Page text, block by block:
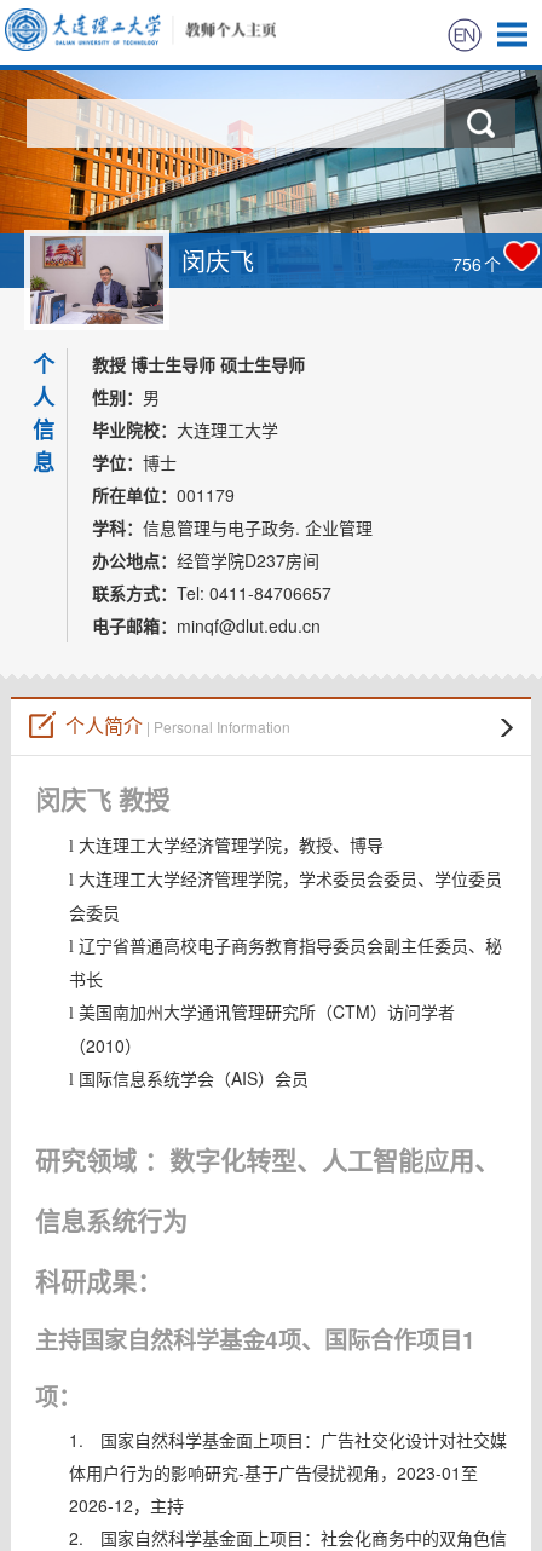
首页
科学研究
教学研究
招生信息
学生信息
我的相册
闵庆飞 756个
个
人
信
息
教授 博士生导师 硕士生导师
性别： 男
毕业院校： 大连理工大学
学位： 博士
所在单位： 001179
学科： 信息管理与电子政务. 企业管理
办公地点： 经管学院D237房间
联系方式： Tel: 0411-84706657
电子邮箱： minqf@dlut.edu.cn
个人简介| Personal Information
闵庆飞 教授
l 大连理工大学经济管理学院，教授、博导
l 大连理工大学经济管理学院，学术委员会委员、学位委员
会委员
l 辽宁省普通高校电子商务教育指导委员会副主任委员、秘
书长
l 美国南加州大学通讯管理研究所（CTM）访问学者
（2010）
l 国际信息系统学会（AIS）会员
研究领域 ：数字化转型、人工智能应用、
信息系统行为
科研成果：
主持国家自然科学基金4项、国际合作项目1
项：
1.
国家自然科学基金面上项目：广告社交化设计对社交媒
体用户行为的影响研究-基于广告侵扰视角，2023-01至
2026-12，主持
2.
国家自然科学基金面上项目：社会化商务中的双角色信